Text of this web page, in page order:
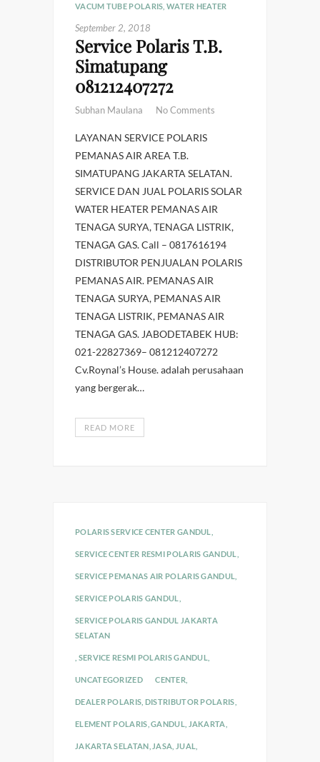
VACUM TUBE POLARIS ,WATER HEATER
September 2, 2018
Service Polaris T.B.
Simatupang
081212407272
Subhan Maulana No Comments
LAYANAN SERVICE POLARIS
PEMANAS AIR AREA T.B.
SIMATUPANG JAKARTA SELATAN.
SERVICE DAN JUAL POLARIS SOLAR
WATER HEATER PEMANAS AIR
TENAGA SURYA, TENAGA LISTRIK,
TENAGA GAS. Call – 0817616194
DISTRIBUTOR PENJUALAN POLARIS
PEMANAS AIR. PEMANAS AIR
TENAGA SURYA, PEMANAS AIR
TENAGA LISTRIK, PEMANAS AIR
TENAGA GAS. JABODETABEK HUB:
021-22827369– 081212407272
Cv.Roynal’s House. adalah perusahaan
yang bergerak…
READ MORE
POLARIS SERVICE CENTER GANDUL
SERVICE CENTER RESMI POLARIS GANDUL
SERVICE PEMANAS AIR POLARIS GANDUL
SERVICE POLARIS GANDUL
SERVICE POLARIS GANDUL JAKARTA
SELATAN
SERVICE RESMI POLARIS GANDUL
UNCATEGORIZED CENTER
DEALER POLARIS DISTRIBUTOR POLARIS
ELEMENT POLARIS ,GANDUL JAKARTA
JAKARTA SELATAN JASA JUAL